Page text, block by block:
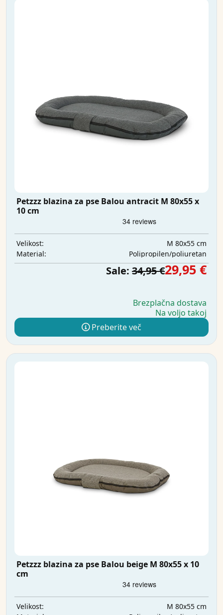
Petzzz blazina za pse Balou antracit M 80x55 x
10 cm
Velikost:
M 80x55 cm
Material:
Polipropilen/poliuretan
Sale: 34,95 €29,95 €
Brezplačna dostava
Na voljo takoj
Preberite več
Petzzz blazina za pse Balou beige M 80x55 x 10
cm
Velikost:
M 80x55 cm